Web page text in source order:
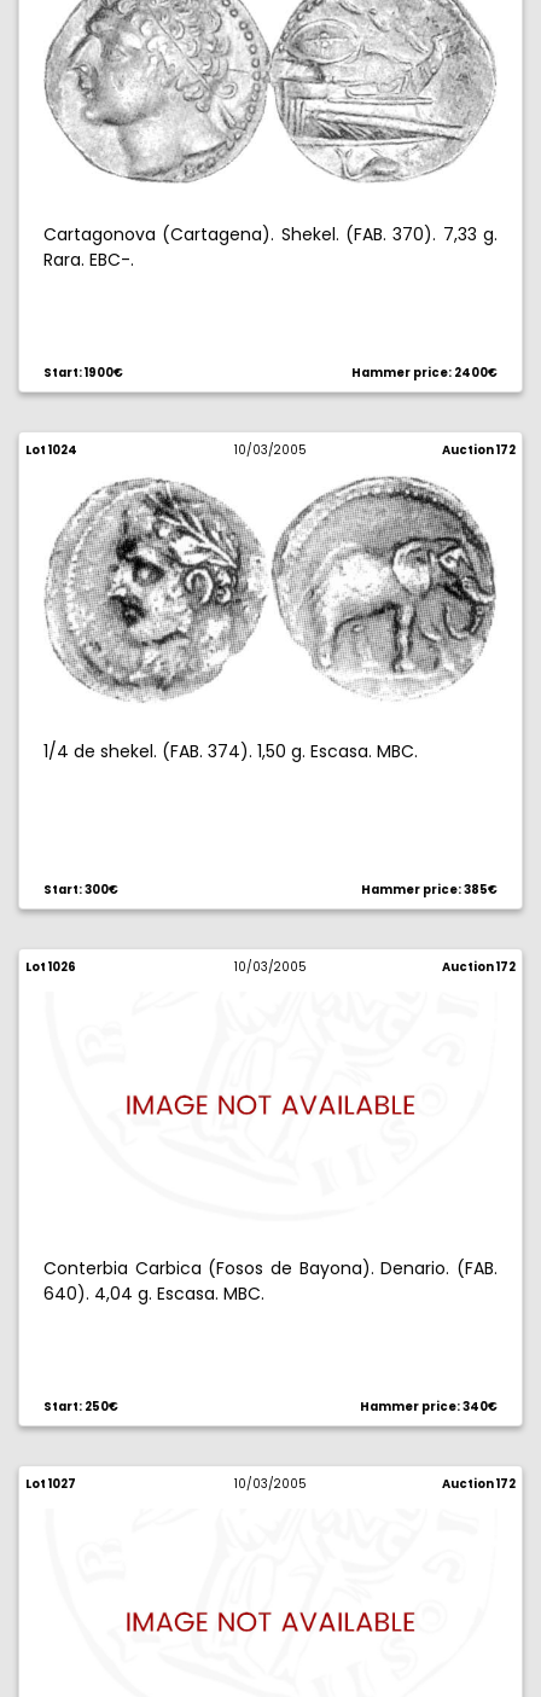
Cartagonova (Cartagena). Shekel. (FAB. 370). 7,33 g.
Rara. EBC-.
Start: 1900€ Hammer price: 2400€
Lot 1024 10/03/2005 Auction 172
1/4 de shekel. (FAB. 374). 1,50 g. Escasa. MBC.
Start: 300€ Hammer price: 385€
Lot 1026 10/03/2005 Auction 172
Conterbia Carbica (Fosos de Bayona). Denario. (FAB.
640). 4,04 g. Escasa. MBC.
Start: 250€ Hammer price: 340€
Lot 1027 10/03/2005 Auction 172